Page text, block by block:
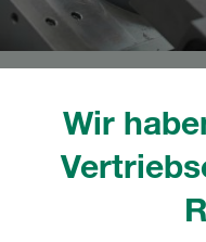
Wir
STAUFF
Unverzichtbar bei